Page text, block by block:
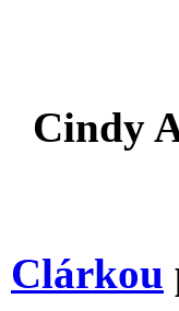
Cindy
Clárkou